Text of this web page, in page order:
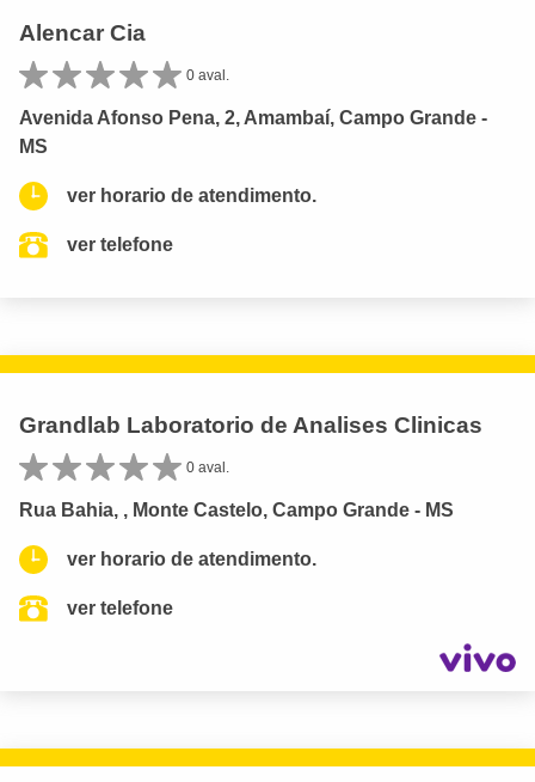
Alencar Cia
0 aval.
Avenida Afonso Pena, 2, Amambaí, Campo Grande -
MS
ver horario de atendimento.
ver telefone
Grandlab Laboratorio de Analises Clinicas
0 aval.
Rua Bahia, , Monte Castelo, Campo Grande - MS
ver horario de atendimento.
ver telefone